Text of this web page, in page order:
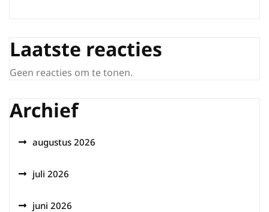
Laatste reacties
Geen reacties om te tonen.
Archief
augustus 2026
juli 2026
juni 2026